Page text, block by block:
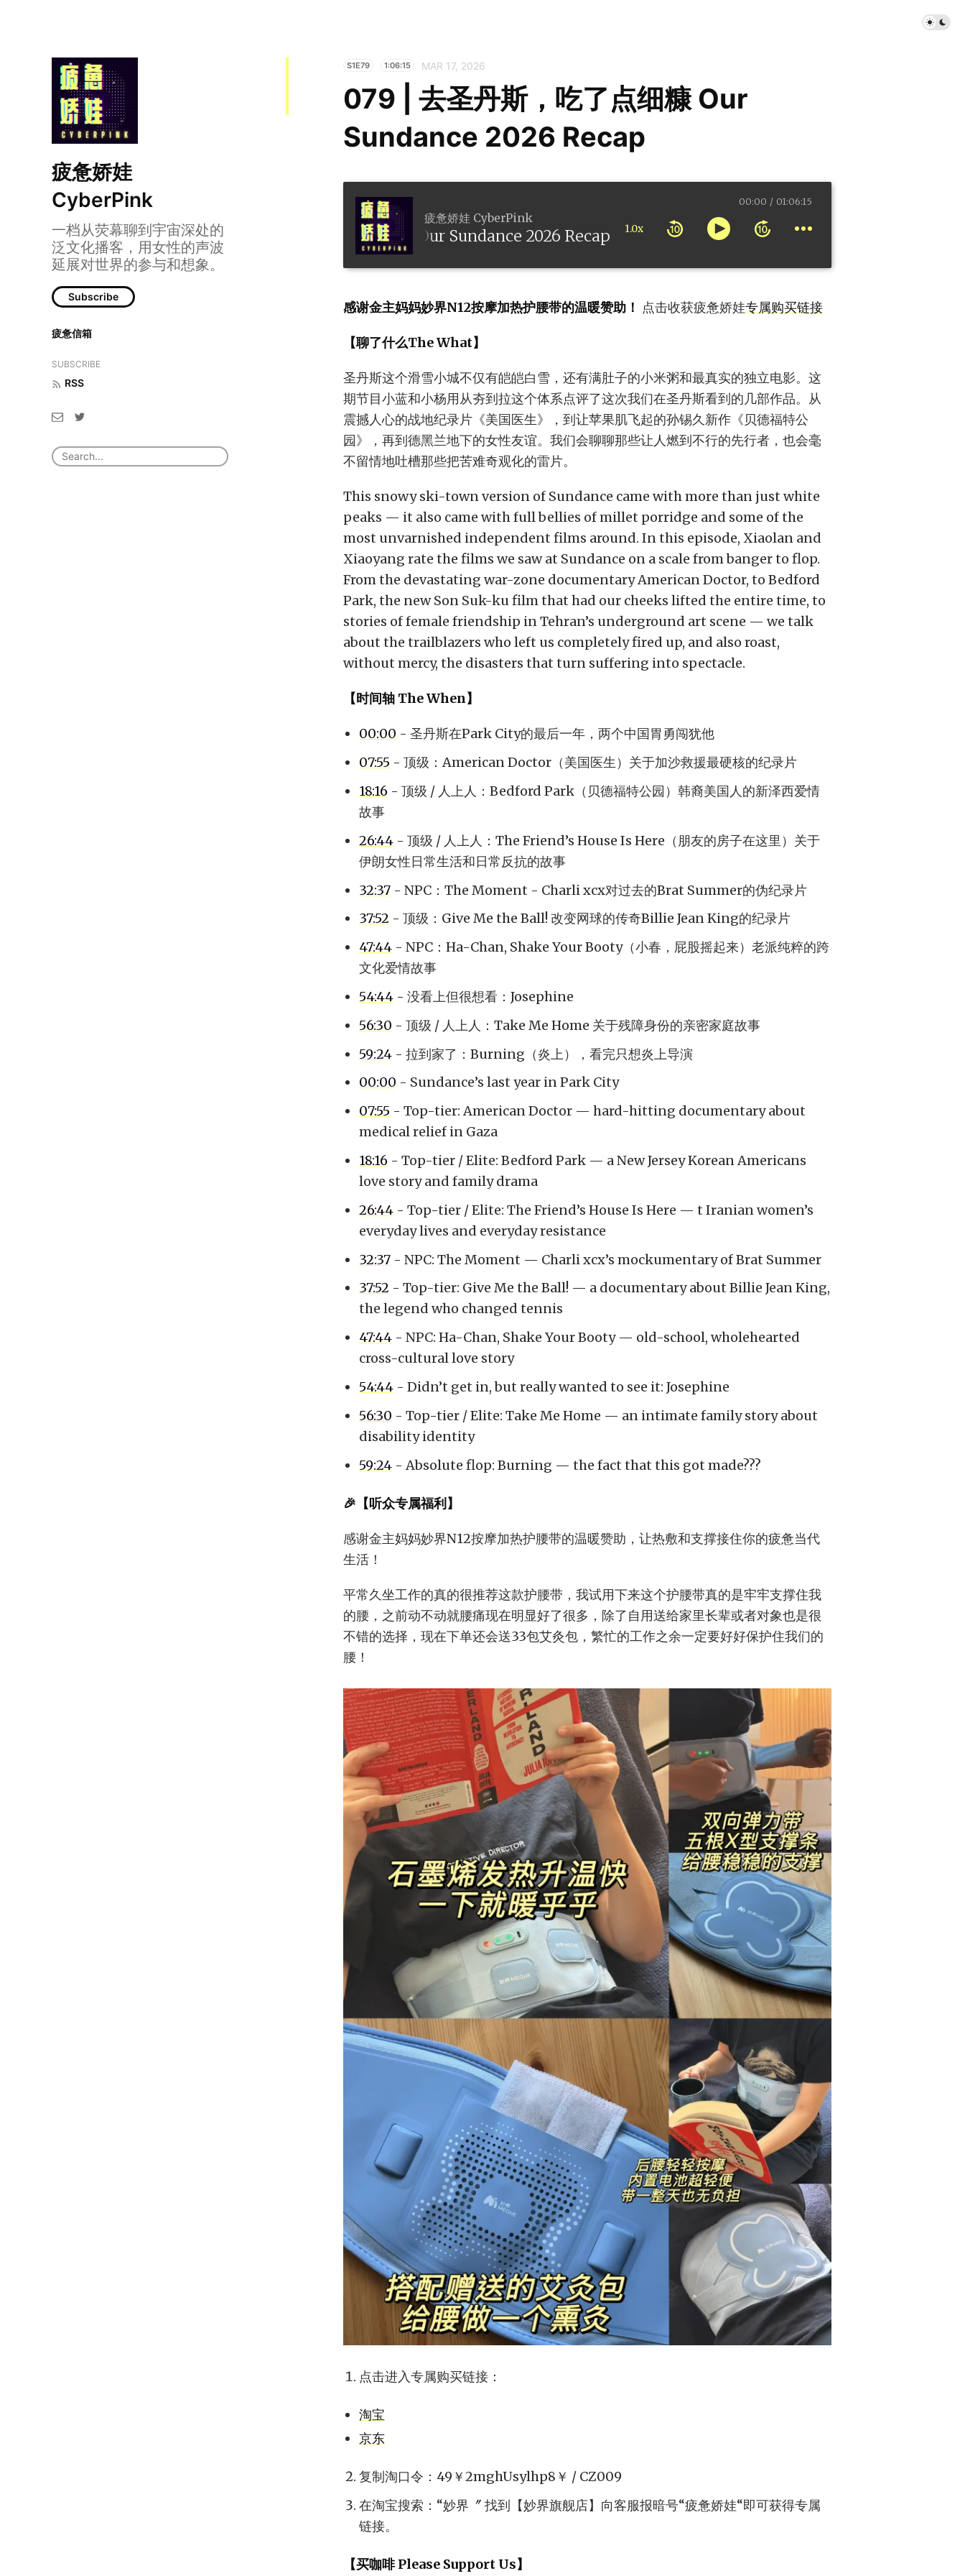
疲惫娇娃
CyberPink
一档从荧幕聊到宇宙深处的
泛文化播客，用女性的声波
延展对世界的参与和想象。
Subscribe
疲惫信箱
SUBSCRIBE
RSS
S1E79 1:06:15 MAR 17, 2026
079 | 去圣丹斯，吃了点细糠 Our
Sundance 2026 Recap
疲惫娇娃 CyberPink
079 | 去圣丹斯，吃了点细糠 Our Sundance 2026 Recap 1.0x
00:00 01:06:15
感谢金主妈妈妙界N12按摩加热护腰带的温暖赞助！ 点击收获疲惫娇娃专属购买链接
【聊了什么The What】
圣丹斯这个滑雪小城不仅有皑皑白雪，还有满肚子的小米粥和最真实的独立电影。这
期节目小蓝和小杨用从夯到拉这个体系点评了这次我们在圣丹斯看到的几部作品。从
震撼人心的战地纪录片《美国医生》，到让苹果肌飞起的孙锡久新作《贝德福特公
园》，再到德黑兰地下的女性友谊。我们会聊聊那些让人燃到不行的先行者，也会毫
不留情地吐槽那些把苦难奇观化的雷片。
This snowy ski-town version of Sundance came with more than just white
peaks — it also came with full bellies of millet porridge and some of the
most unvarnished independent films around. In this episode, Xiaolan and
Xiaoyang rate the films we saw at Sundance on a scale from banger to flop.
From the devastating war-zone documentary American Doctor, to Bedford
Park, the new Son Suk-ku film that had our cheeks lifted the entire time, to
stories of female friendship in Tehran’s underground art scene — we talk
about the trailblazers who left us completely fired up, and also roast,
without mercy, the disasters that turn suffering into spectacle.
【时间轴 The When】
00:00 - 圣丹斯在Park City的最后一年，两个中国胃勇闯犹他
07:55 - 顶级：American Doctor（美国医生）关于加沙救援最硬核的纪录片
18:16 - 顶级 / 人上人：Bedford Park（贝德福特公园）韩裔美国人的新泽西爱情
故事
26:44 - 顶级 / 人上人：The Friend’s House Is Here（朋友的房子在这里）关于
伊朗女性日常生活和日常反抗的故事
32:37 - NPC：The Moment - Charli xcx对过去的Brat Summer的伪纪录片
37:52 - 顶级：Give Me the Ball! 改变网球的传奇Billie Jean King的纪录片
47:44 - NPC：Ha-Chan, Shake Your Booty（小春，屁股摇起来）老派纯粹的跨
文化爱情故事
54:44 - 没看上但很想看：Josephine
56:30 - 顶级 / 人上人：Take Me Home 关于残障身份的亲密家庭故事
59:24 - 拉到家了：Burning（炎上），看完只想炎上导演
00:00 - Sundance’s last year in Park City
07:55 - Top-tier: American Doctor — hard-hitting documentary about
medical relief in Gaza
18:16 - Top-tier / Elite: Bedford Park — a New Jersey Korean Americans
love story and family drama
26:44 - Top-tier / Elite: The Friend’s House Is Here — t Iranian women’s
everyday lives and everyday resistance
32:37 - NPC: The Moment — Charli xcx’s mockumentary of Brat Summer
37:52 - Top-tier: Give Me the Ball! — a documentary about Billie Jean King,
the legend who changed tennis
47:44 - NPC: Ha-Chan, Shake Your Booty — old-school, wholehearted
cross-cultural love story
54:44 - Didn’t get in, but really wanted to see it: Josephine
56:30 - Top-tier / Elite: Take Me Home — an intimate family story about
disability identity
59:24 - Absolute flop: Burning — the fact that this got made???
🎉【听众专属福利】
感谢金主妈妈妙界N12按摩加热护腰带的温暖赞助，让热敷和支撑接住你的疲惫当代
生活！
平常久坐工作的真的很推荐这款护腰带，我试用下来这个护腰带真的是牢牢支撑住我
的腰，之前动不动就腰痛现在明显好了很多，除了自用送给家里长辈或者对象也是很
不错的选择，现在下单还会送33包艾灸包，繁忙的工作之余一定要好好保护住我们的
腰！
点击进入专属购买链接：
淘宝
京东
复制淘口令：49￥2mghUsylhp8￥ / CZ009
在淘宝搜索：“妙界〞 找到【妙界旗舰店】向客服报暗号“疲惫娇娃“即可获得专属
链接。
【买咖啡 Please Support Us】